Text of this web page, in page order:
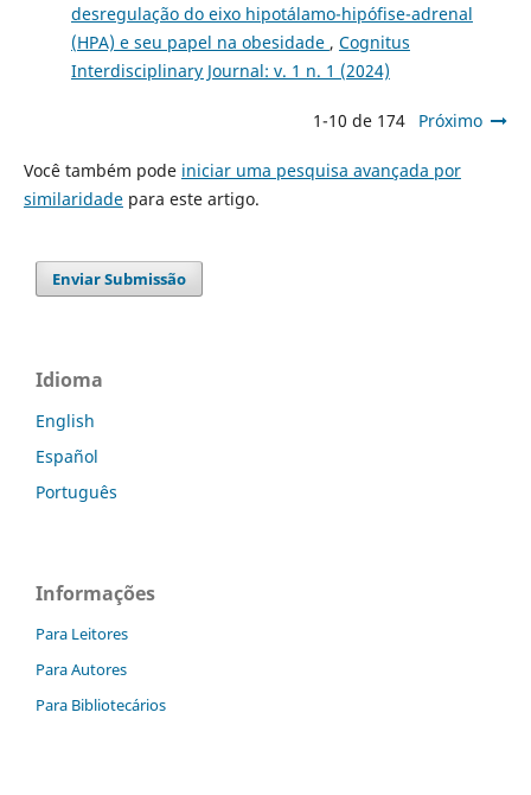
desregulação do eixo hipotálamo-hipófise-adrenal
(HPA) e seu papel na obesidade , Cognitus
Interdisciplinary Journal: v. 1 n. 1 (2024)
1-10 de 174 Próximo
Você também pode iniciar uma pesquisa avançada por
similaridadepara este artigo.
Enviar Submissão
Idioma
English
Español
Português
Informações
Para Leitores
Para Autores
Para Bibliotecários